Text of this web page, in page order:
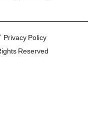
Privacy Policy
Reserved